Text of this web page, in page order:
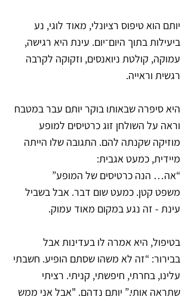
יותם הוא טיפוס רציונלי, מאוד לוגי, נע
ביעילות בתוך היום־יום. עינת היא רגישה,
עמוקה, קולטת ניואנסים, וזקוקה לקרבה
רגשית וראייה.
היא סיפרה שבאותו בוקר יותם עבר במטבח
וראה על השולחן זוג כרטיסים למופע
מוזיקה שקנתה להם. התגובה שלו הייתה
מיידית, כמעט אגבית:
“אה… הנה כרטיסים של המופע”
משפט קטן. כמעט שום דבר. אבל בשביל
עינת - זה נגע במקום מאוד עמוק.
בטיפול, היא אמרה לו בעדינות אבל
בבירור: “זה לא משהו שסתם הופיע. חשבתי
עלינו, בחרתי, חיפשתי, קניתי. רציתי
שתראה אותי.” יותם נדהם. "אבל אני ממש